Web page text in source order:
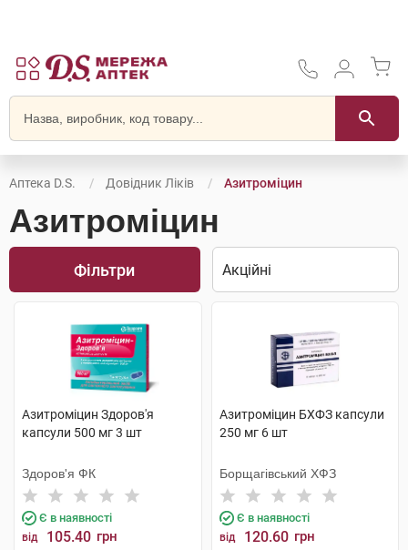
Аптека D.S. Довідник Ліків Азитроміцин
Азитроміцин
Фільтри
Азитроміцин Здоров'я
капсули 500 мг 3 шт
Здоров'я ФК
Є в наявності
від 105.40 грн
Азитроміцин БХФЗ капсули
250 мг 6 шт
Борщагівський ХФЗ
Є в наявності
від 120.60 грн